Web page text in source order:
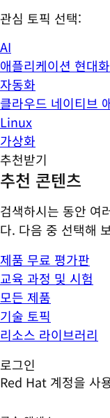
관심 토픽 선택:
AI
애플리케이션 현대화
자동화
클라우드 네이티브
Linux
가상화
추천받기
추천 콘텐츠
검색하시는 동안 여
다. 다음 중 선택해
제품 무료 평가판
교육 과정 및 시험
모든 제품
기술 토픽
리소스 라이브러리
로그인
Red Hat 계정을 사